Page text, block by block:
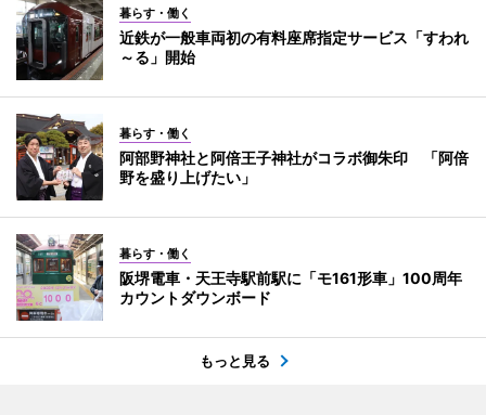
暮らす・働く
近鉄が一般車両初の有料座席指定サービス「すわれ
～る」開始
暮らす・働く
阿部野神社と阿倍王子神社がコラボ御朱印 「阿倍
野を盛り上げたい」
暮らす・働く
阪堺電車・天王寺駅前駅に「モ161形車」100周年
カウントダウンボード
もっと見る